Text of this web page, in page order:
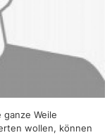
Weile
wollen, können